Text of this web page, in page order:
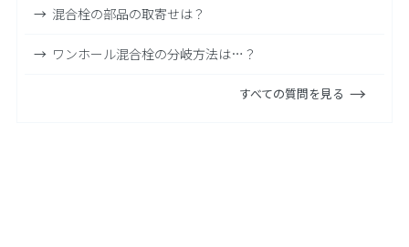
混合栓の部品の取寄せは？
ワンホール混合栓の分岐方法は…？
すべての質問を見る